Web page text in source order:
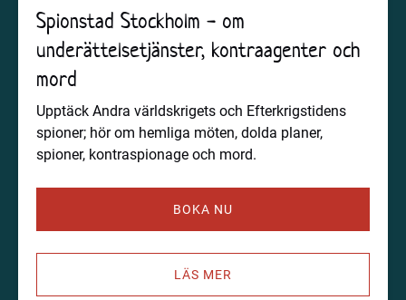
Spionstad Stockholm - om
underättelsetjänster, kontraagenter och
mord
Upptäck Andra världskrigets och Efterkrigstidens
spioner; hör om hemliga möten, dolda planer,
spioner, kontraspionage och mord.
BOKA NU
LÄS MER